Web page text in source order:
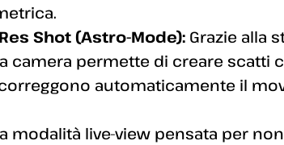
Shot (Astro-Mode): Grazie alla
camera permette di creare scatti
automaticamente il
modalità live-view pensata per